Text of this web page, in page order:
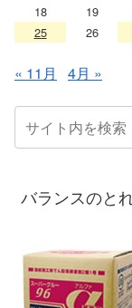
18
19
25
26
« 11月 4月 »
バランスのと